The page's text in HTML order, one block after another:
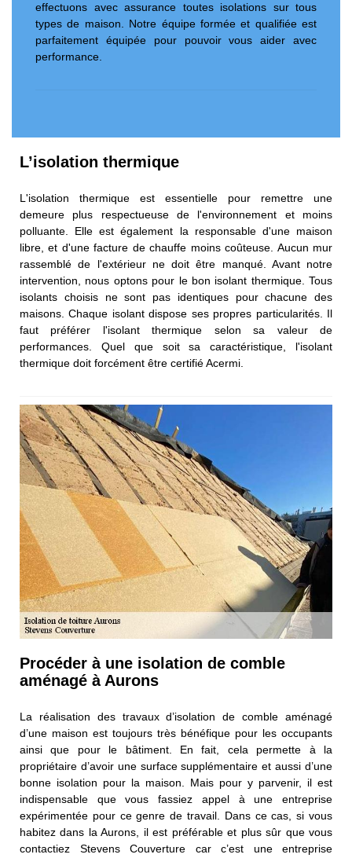
effectuons avec assurance toutes isolations sur tous
types de maison. Notre équipe formée et qualifiée est
parfaitement équipée pour pouvoir vous aider avec
performance.
L’isolation thermique
L'isolation thermique est essentielle pour remettre une
demeure plus respectueuse de l'environnement et moins
polluante. Elle est également la responsable d'une maison
libre, et d'une facture de chauffe moins coûteuse. Aucun mur
rassemblé de l'extérieur ne doit être manqué. Avant notre
intervention, nous optons pour le bon isolant thermique. Tous
isolants choisis ne sont pas identiques pour chacune des
maisons. Chaque isolant dispose ses propres particularités. Il
faut préférer l'isolant thermique selon sa valeur de
performances. Quel que soit sa caractéristique, l'isolant
thermique doit forcément être certifié Acermi.
Procéder à une isolation de comble
aménagé à Aurons
La réalisation des travaux d’isolation de comble aménagé
d’une maison est toujours très bénéfique pour les occupants
ainsi que pour le bâtiment. En fait, cela permette à la
propriétaire d’avoir une surface supplémentaire et aussi d’une
bonne isolation pour la maison. Mais pour y parvenir, il est
indispensable que vous fassiez appel à une entreprise
expérimentée pour ce genre de travail. Dans ce cas, si vous
habitez dans la Aurons, il est préférable et plus sûr que vous
contactiez Stevens Couverture car c’est une entreprise